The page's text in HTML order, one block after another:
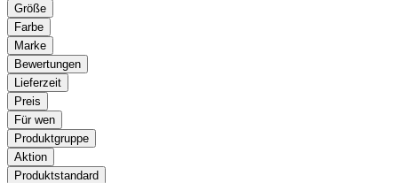
Größe
Farbe
Marke
Bewertungen
Lieferzeit
Preis
Für wen
Produktgruppe
Aktion
Produktstandard